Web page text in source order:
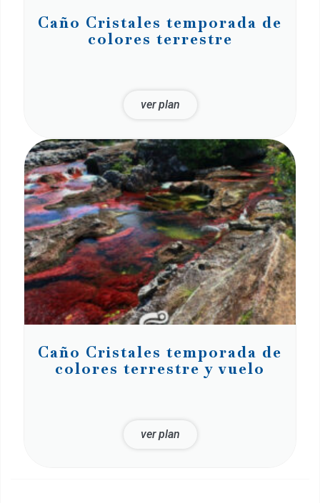
Caño Cristales temporada de
colores terrestre
ver plan
Caño Cristales temporada de
colores terrestre y vuelo
ver plan